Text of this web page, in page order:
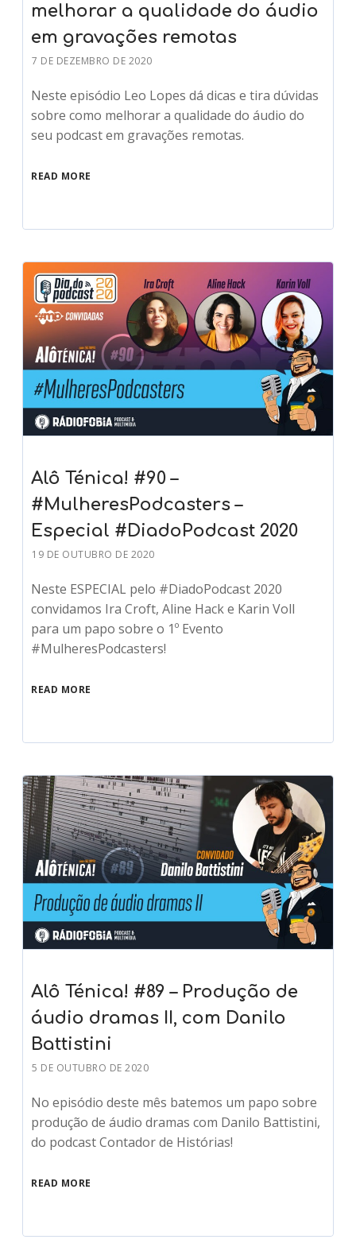
melhorar a qualidade do áudio
em gravações remotas
7 DE DEZEMBRO DE 2020
Neste episódio Leo Lopes dá dicas e tira dúvidas
sobre como melhorar a qualidade do áudio do
seu podcast em gravações remotas.
READ MORE
Alô Ténica! #90 –
#MulheresPodcasters –
Especial #DiadoPodcast 2020
19 DE OUTUBRO DE 2020
Neste ESPECIAL pelo #DiadoPodcast 2020
convidamos Ira Croft, Aline Hack e Karin Voll
para um papo sobre o 1º Evento
#MulheresPodcasters!
READ MORE
Alô Ténica! #89 – Produção de
áudio dramas II, com Danilo
Battistini
5 DE OUTUBRO DE 2020
No episódio deste mês batemos um papo sobre
produção de áudio dramas com Danilo Battistini,
do podcast Contador de Histórias!
READ MORE